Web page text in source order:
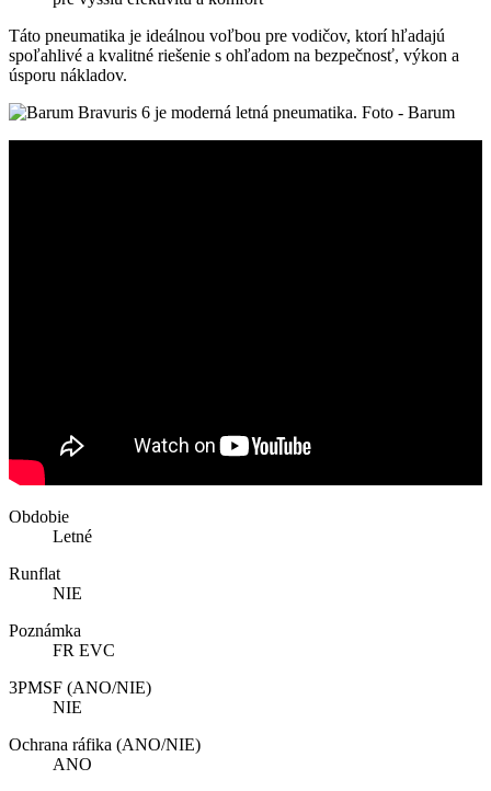
Táto pneumatika je ideálnou voľbou pre vodičov, ktorí hľadajú
spoľahlivé a kvalitné riešenie s ohľadom na bezpečnosť, výkon a
úsporu nákladov.
Obdobie
Letné
Runflat
NIE
Poznámka
FR EVC
3PMSF (ANO/NIE)
NIE
Ochrana ráfika (ANO/NIE)
ANO